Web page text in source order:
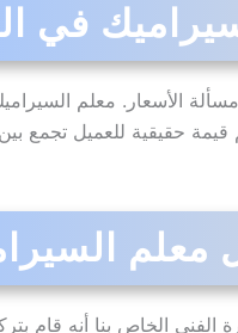
في
مسألة الأسعار. معلم
حقيقية للعميل تجمع
معلم
الفني الخاص بنا أنه